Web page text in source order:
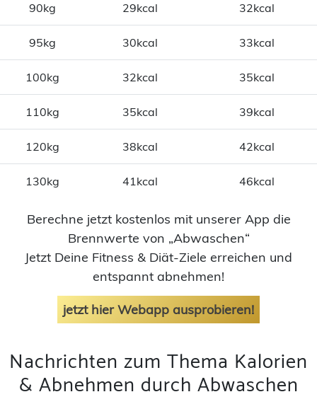
90kg 29kcal 32kcal
95kg 30kcal 33kcal
100kg 32kcal 35kcal
110kg 35kcal 39kcal
120kg 38kcal 42kcal
130kg 41kcal 46kcal
Berechne jetzt kostenlos mit unserer App die
Brennwerte von „Abwaschen“
Jetzt Deine Fitness & Diät-Ziele erreichen und
entspannt abnehmen!
jetzt hier Webapp ausprobieren!
Nachrichten zum Thema Kalorien
& Abnehmen durch Abwaschen